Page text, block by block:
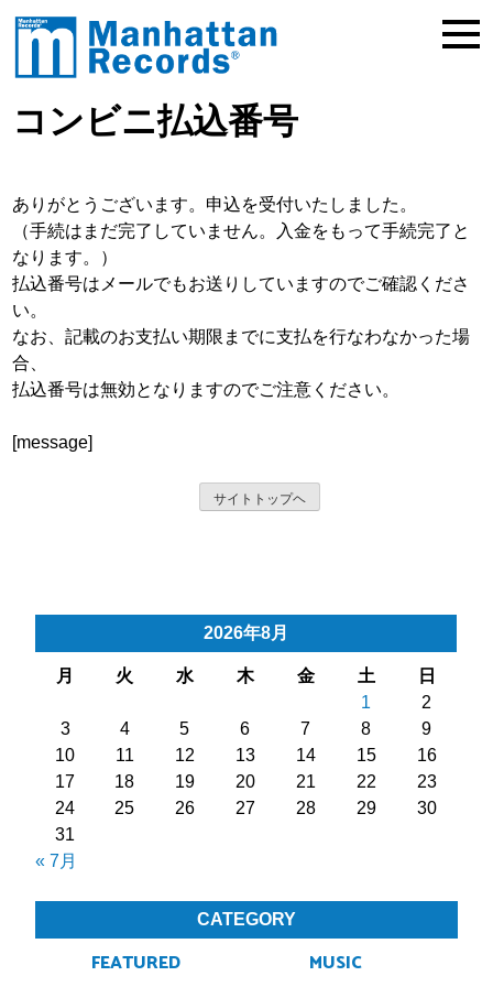
コンビニ払込番号
ありがとうございます。申込を受付いたしました。
（手続はまだ完了していません。入金をもって手続完了と
なります。）
払込番号はメールでもお送りしていますのでご確認くださ
い。
なお、記載のお支払い期限までに支払を行なわなかった場
合、
払込番号は無効となりますのでご注意ください。
[message]
サイトトップヘ
2026年8月
月 火 水 木 金 土 日
« 7月
1
2
3
4 5 6 7 8
9
10
11 12 13 14 15
16
17
18 19 20 21 22
23
24
25 26 27 28 29
30
31
CATEGORY
FEATURED MUSIC